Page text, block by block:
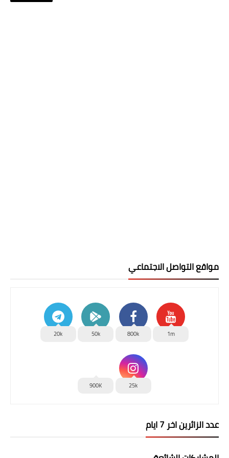
مواقع التواصل الاجتماعي
1m
800k
50k
20k
25k
900K
عدد الزائرين اخر 7 ايام